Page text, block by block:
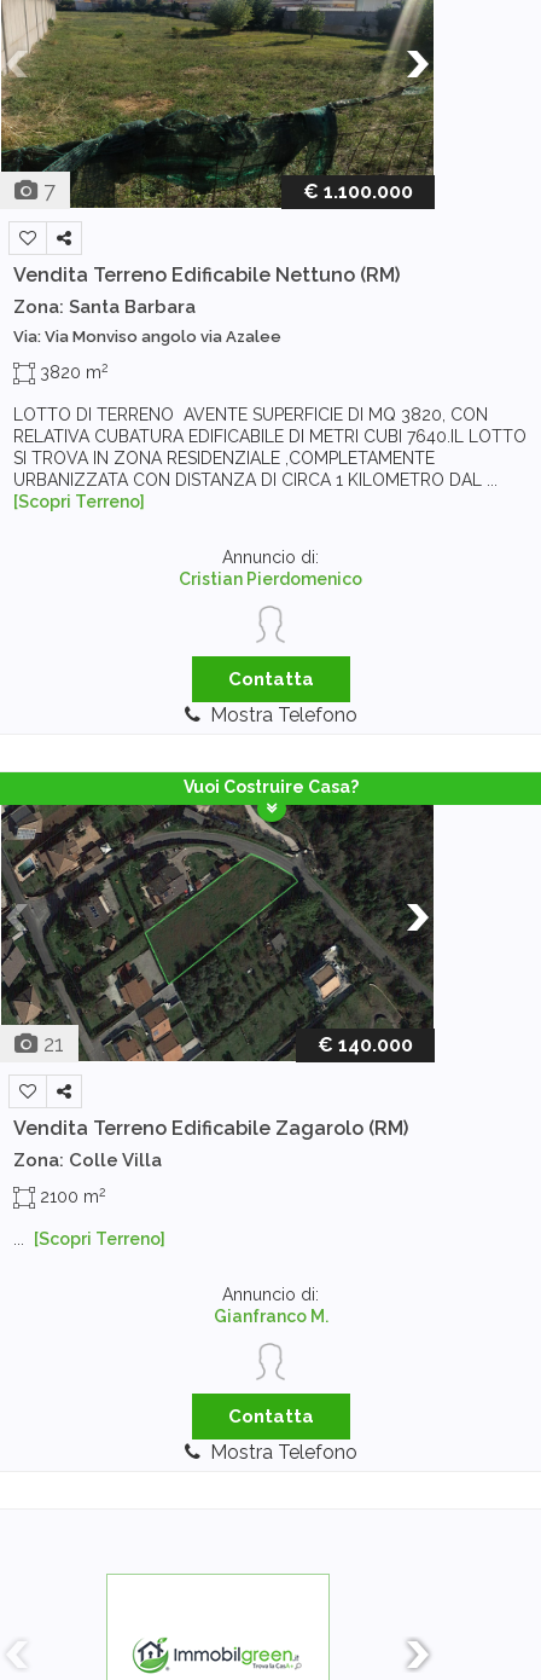
7 € 1.100.000
Vendita Terreno Edificabile Nettuno (RM)
Zona: Santa Barbara
Via: Via Monviso angolo via Azalee
3820 m2
LOTTO DI TERRENO AVENTE SUPERFICIE DI MQ 3820, CON
RELATIVA CUBATURA EDIFICABILE DI METRI CUBI 7640.IL LOTTO
SI TROVA IN ZONA RESIDENZIALE ,COMPLETAMENTE
URBANIZZATA CON DISTANZA DI CIRCA 1 KILOMETRO DAL ...
[Scopri Terreno]
Annuncio di:
Cristian Pierdomenico
Contatta
Mostra Telefono
Vuoi Costruire Casa?
21 € 140.000
Vendita Terreno Edificabile Zagarolo (RM)
Zona: Colle Villa
2100 m2
[Scopri Terreno]
Annuncio di:
Gianfranco M.
Contatta
Mostra Telefono